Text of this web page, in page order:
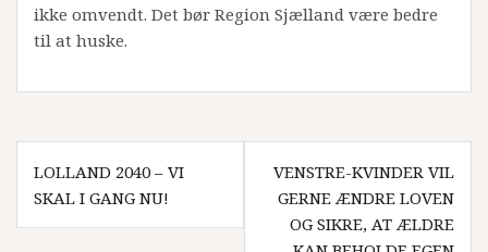
ikke omvendt. Det bør Region Sjælland være bedre
til at huske.
Indlægsnavigation
LOLLAND 2040 – VI
SKAL I GANG NU!
VENSTRE-KVINDER VIL
GERNE ÆNDRE LOVEN
OG SIKRE, AT ÆLDRE